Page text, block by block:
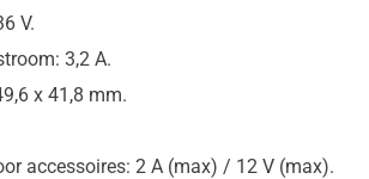
V.
3,2 A.
x 41,8 mm.
accessoires: 2 A (max) / 12 V (max).